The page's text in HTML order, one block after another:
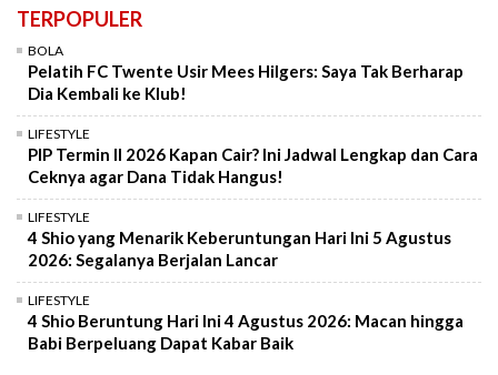
TERPOPULER
BOLA
Pelatih FC Twente Usir Mees Hilgers: Saya Tak Berharap
Dia Kembali ke Klub!
LIFESTYLE
PIP Termin II 2026 Kapan Cair? Ini Jadwal Lengkap dan Cara
Ceknya agar Dana Tidak Hangus!
LIFESTYLE
4 Shio yang Menarik Keberuntungan Hari Ini 5 Agustus
2026: Segalanya Berjalan Lancar
LIFESTYLE
4 Shio Beruntung Hari Ini 4 Agustus 2026: Macan hingga
Babi Berpeluang Dapat Kabar Baik